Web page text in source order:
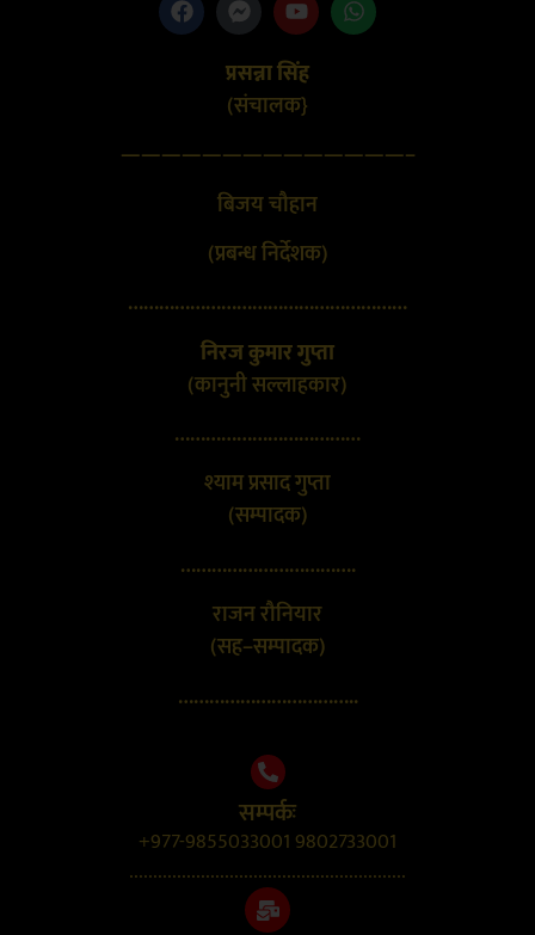
प्रसन्ना सिंह
(संचालक}
——————————————–
बिजय चौहान
(प्रबन्ध निर्देशक)
………………………………………………
निरज कुमार गुप्ता
(कानुनी सल्लाहकार)
………………………………
श्याम प्रसाद गुप्ता
(सम्पादक)
…………………………….
राजन रौनियार
(सह–सम्पादक)
……………………………..
सम्पर्कः
+977-9855033001 9802733001
..........................................................